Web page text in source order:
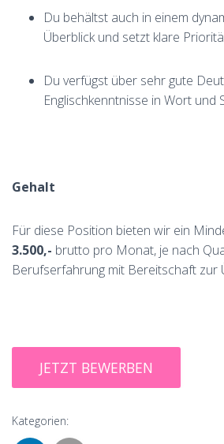
Du behältst auch in einem
Überblick und setzt klare
Du verfügst über sehr gute
Englischkenntnisse in Wort und
Gehalt
Für diese Position bieten wir ein
3.500,- brutto pro Monat, je nach
Berufserfahrung mit Bereitschaft zur
Kategorien: